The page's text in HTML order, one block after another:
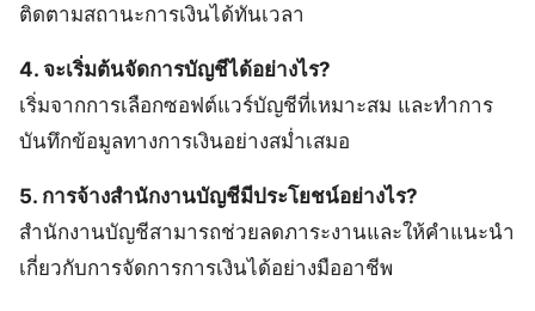
ติดตามสถานะการเงินได้ทันเวลา
4. จะเริ่มต้นจัดการบัญชีได้อย่างไร?
เริ่มจากการเลือกซอฟต์แวร์บัญชีที่เหมาะสม และทำการ
บันทึกข้อมูลทางการเงินอย่างสม่ำเสมอ
5. การจ้างสำนักงานบัญชีมีประโยชน์อย่างไร?
สำนักงานบัญชีสามารถช่วยลดภาระงานและให้คำแนะนำ
เกี่ยวกับการจัดการการเงินได้อย่างมืออาชีพ